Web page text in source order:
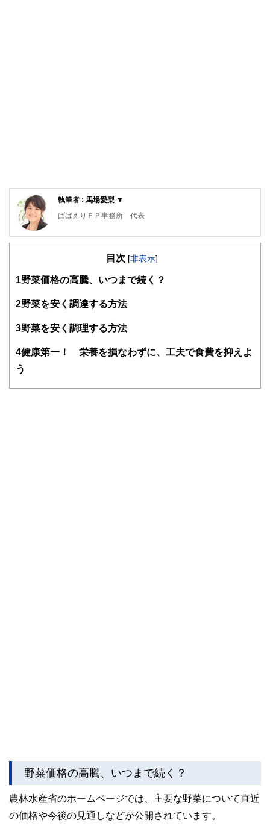
執筆者 : 馬場愛梨 ▼
ばばえりＦＰ事務所 代表
自身が過去に「貧困女子」状態でつらい思いをしたことか
つわる業界での勤務を経て、独立。
過去の自分のような、お金や仕事で悩みを抱えつつ毎日がん
と思われて避けられがち、でも大切なお金の話を、ゆるくほ
ぐしてお伝えする仕事をしています。平成元年生まれの大阪
目次 [非表示]
1野菜価格の高騰、いつまで続く？
2野菜を安く調達する方法
3野菜を安く調理する方法
4健康第一！ 栄養を損なわずに、工夫で食費を抑えよ
う
野菜価格の高騰、いつまで続く？
農林水産省のホームページでは、主要な野菜について直近
の価格や今後の見通しなどが公開されています。